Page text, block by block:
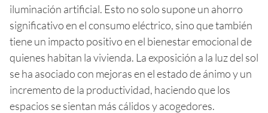
iluminación artificial. Esto no solo supone un ahorro
significativo en el consumo eléctrico, sino que también
tiene un impacto positivo en el bienestar emocional de
quienes habitan la vivienda. La exposición a la luz del sol
se ha asociado con mejoras en el estado de ánimo y un
incremento de la productividad, haciendo que los
espacios se sientan más cálidos y acogedores.